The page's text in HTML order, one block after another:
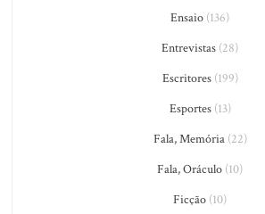
Ensaio (136)
Entrevistas (28)
Escritores(199)
Esportes(13)
Fala, Memória(22)
Fala, Oráculo (10)
Ficção (10)